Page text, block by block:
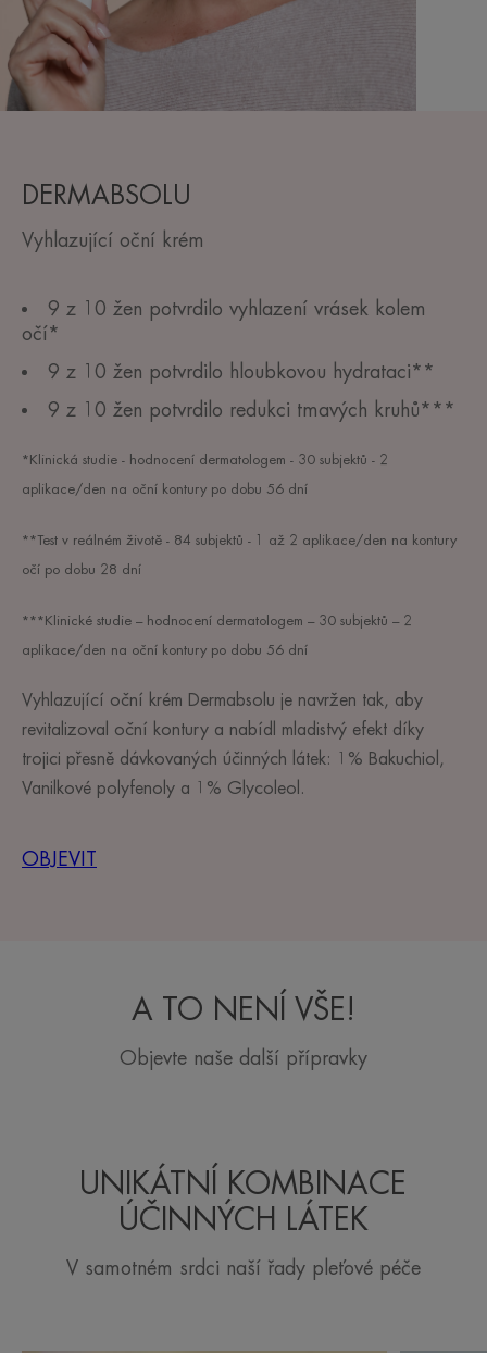
DERMABSOLU
Vyhlazující oční krém
9 ​​z 10 žen potvrdilo vyhlazení vrásek kolem
očí*
9 z 10 žen potvrdilo hloubkovou hydrataci**
9 ​​z 10 žen potvrdilo redukci tmavých kruhů***
*Klinická studie - hodnocení dermatologem - 30 subjektů - 2
aplikace/den na oční kontury po dobu 56 dní
**Test v reálném životě - 84 subjektů - 1 až 2 aplikace/den na kontury
očí po dobu 28 dní
***Klinické studie – hodnocení dermatologem – 30 subjektů – 2
aplikace/den na oční kontury po dobu 56 dní
Vyhlazující oční krém Dermabsolu je navržen tak, aby
revitalizoval oční kontury a nabídl mladistvý efekt díky
trojici přesně dávkovaných účinných látek: 1% Bakuchiol,
Vanilkové polyfenoly a 1% Glycoleol.
OBJEVIT
A TO NENÍ VŠE!
Objevte naše další přípravky
UNIKÁTNÍ KOMBINACE
ÚČINNÝCH LÁTEK
V samotném srdci naší řady pleťové péče